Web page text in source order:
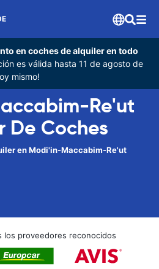
en coches de alquiler en todo
es válida hasta 11 de agosto de
mismo!
Re'ut
De Coches
en Modi'in-Maccabim-Re'ut
los proveedores reconocidos